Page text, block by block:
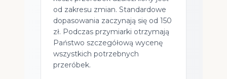
od zakresu zmian. Standardowe
dopasowania zaczynają się od 150
zł. Podczas przymiarki otrzymają
Państwo szczegółową wycenę
wszystkich potrzebnych
przeróbek.